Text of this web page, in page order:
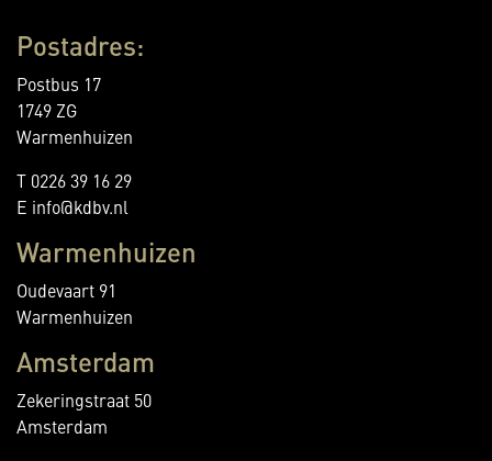
Postadres:
Postbus 17
1749 ZG
Warmenhuizen
T 0226 39 16 29
E info@kdbv.nl
Warmenhuizen
Oudevaart 91
Warmenhuizen
Amsterdam
Zekeringstraat 50
Amsterdam